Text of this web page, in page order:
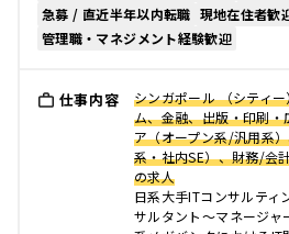
急募 / 直近半年以内転職 現地在住者歓
管理職・マネジメント経験歓迎
仕事内容
シンガポール （シティ
ム、金融、出版・印刷
ア（オープン系/汎用系
系・社内SE）、財務/会
の求人
日系大手ITコンサルティ
サルタント～マネージャ